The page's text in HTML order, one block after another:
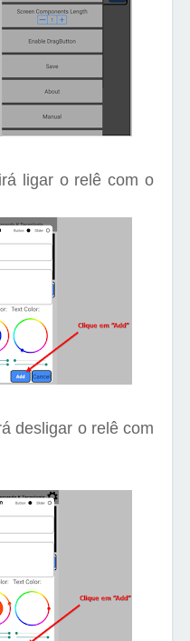
ligar o relê com o
desligar o relê com